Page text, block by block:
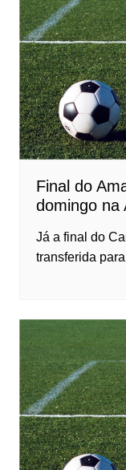
Final do
domingo na
Já a final do
transferida